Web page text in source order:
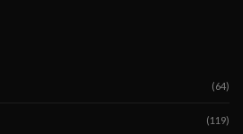
(64)
(119)